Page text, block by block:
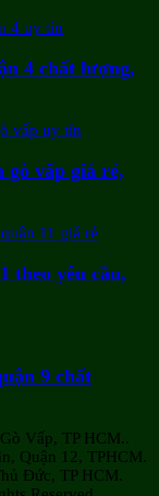
4 chất lượng,
gò vấp giá rẻ,
theo yêu cầu,
9 chất
Vấp, TP HCM..
Quận 12, TPHCM.
Đức, TP HCM.